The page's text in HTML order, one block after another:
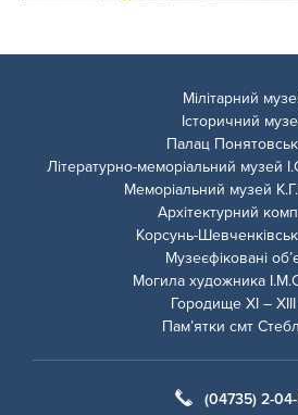
Мілітарний
Історичний
Палац
Літературно-меморіальний музей
Меморіальний музей
Архітектурний
Корсунь-
Музеєфіковані
Могила художника
Городище ХІ – ХІІІ
Пам’ятки смт
(04735) 2-